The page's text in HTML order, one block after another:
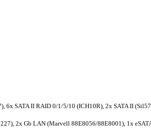
6x SATA II RAID 0/1/5/10 (ICH10R), 2x SATA II
2x Gb LAN (Marvell 88E8056/88E8001), 1x